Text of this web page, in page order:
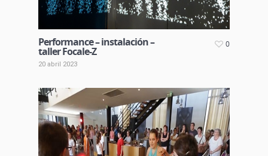
Performance – instalación –
taller Focale-Z
20 abril 2023
0